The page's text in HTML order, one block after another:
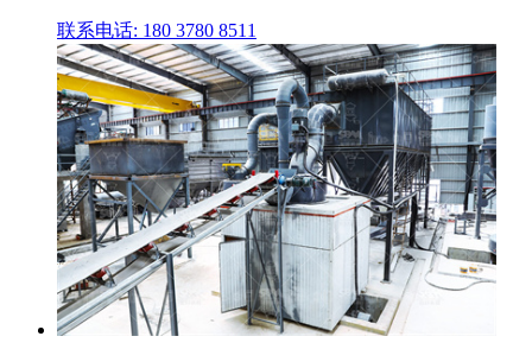
联系电话: 180 3780 8511